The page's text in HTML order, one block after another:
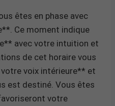
êtes en phase avec
Ce moment indique
avec votre intuition et
de cet horaire vous
voix intérieure** et
est destiné. Vous êtes
votre